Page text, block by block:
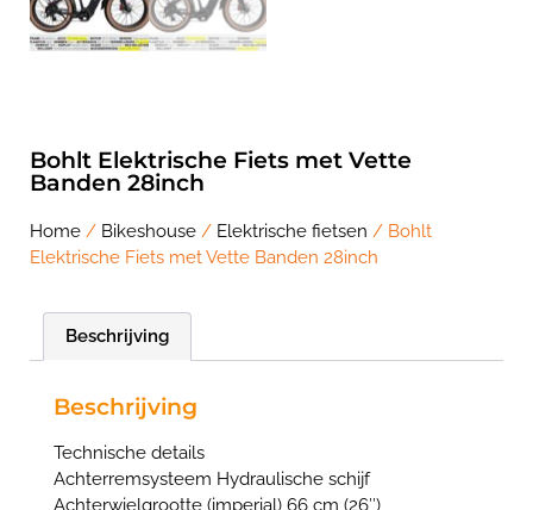
Bohlt Elektrische Fiets met Vette
Banden 28inch
Home / Bikeshouse / Elektrische fietsen / Bohlt
Elektrische Fiets met Vette Banden 28inch
Beschrijving
Beschrijving
Technische details
Achterremsysteem Hydraulische schijf
Achterwielgrootte (imperial) 66 cm (26″)